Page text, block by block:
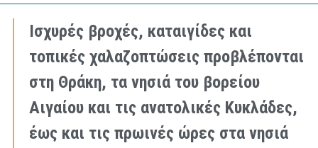
Ισχυρές βροχές, καταιγίδες και
τοπικές χαλαζοπτώσεις προβλέπονται
στη Θράκη, τα νησιά του βορείου
Αιγαίου και τις ανατολικές Κυκλάδες,
έως και τις πρωινές ώρες στα νησιά